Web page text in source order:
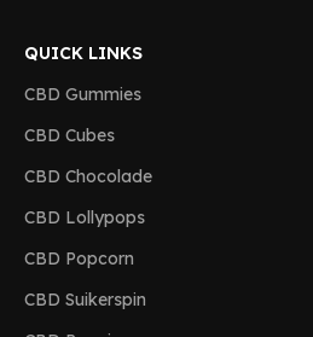
QUICK LINKS
CBD Gummies
CBD Cubes
CBD Chocolade
CBD Lollypops
CBD Popcorn
CBD Suikerspin